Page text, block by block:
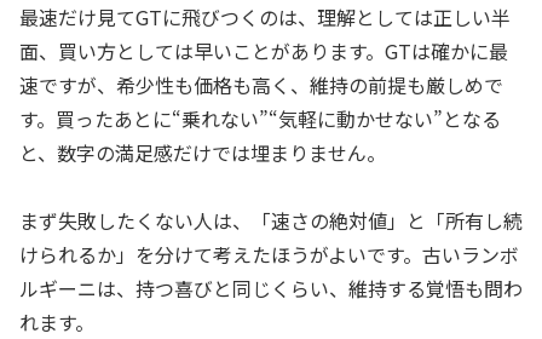
最速だけ見てGTに飛びつくのは、理解としては正しい半
面、買い方としては早いことがあります。GTは確かに最
速ですが、希少性も価格も高く、維持の前提も厳しめで
す。買ったあとに“乗れない”“気軽に動かせない”となる
と、数字の満足感だけでは埋まりません。
まず失敗したくない人は、「速さの絶対値」と「所有し続
けられるか」を分けて考えたほうがよいです。古いランボ
ルギーニは、持つ喜びと同じくらい、維持する覚悟も問わ
れます。